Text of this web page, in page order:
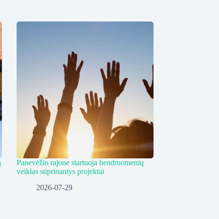
Panevėžio rajone startuoja bendruomenių
veiklas stiprinantys projektai
2026-07-29